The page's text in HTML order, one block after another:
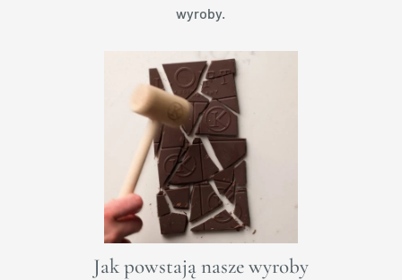
wyroby.
Jak powstają nasze wyroby